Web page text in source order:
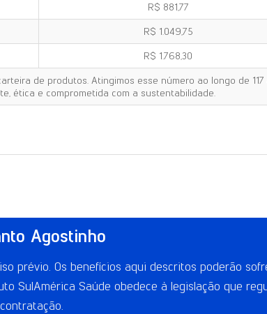
R$ 881,77
R$ 1.049,75
R$ 1.768,30
de produtos. Atingimos esse número ao longo de 117
ética e comprometida com a sustentabilidade.
Agostinho
prévio. Os benefícios aqui descritos poderão
SulAmérica Saúde obedece à legislação que